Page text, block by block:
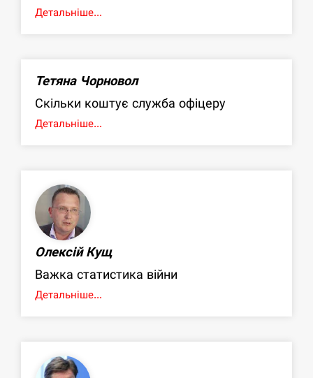
Детальніше...
Тетяна Чорновол
Скільки коштує служба офіцеру
Детальніше...
Олексій Кущ
Важка статистика війни
Детальніше...